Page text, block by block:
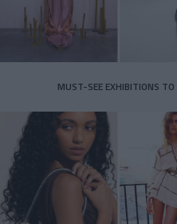
MUST-SEE EXHIBITIONS